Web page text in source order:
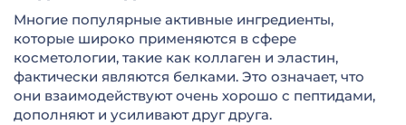
Многие популярные активные ингредиенты,
которые широко применяются в сфере
косметологии, такие как коллаген и эластин,
фактически являются белками. Это означает, что
они взаимодействуют очень хорошо с пептидами,
дополняют и усиливают друг друга.